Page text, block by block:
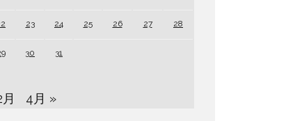
23 24 25 26 27 28
30 31
4月 »